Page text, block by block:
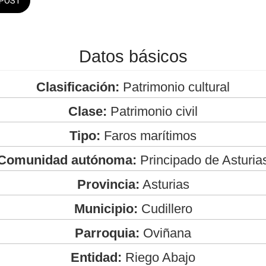
Datos básicos
Clasificación: Patrimonio cultural
Clase: Patrimonio civil
Tipo: Faros marítimos
autónoma: Principado de
Provincia: Asturias
Municipio: Cudillero
Parroquia: Oviñana
Entidad: Riego Abajo